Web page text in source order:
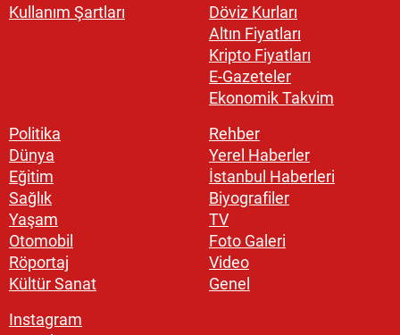
Kullanım Şartları
Döviz Kurları
Altın Fiyatları
Kripto Fiyatları
E-Gazeteler
Ekonomik Takvim
Politika
Dünya
Eğitim
Sağlık
Yaşam
Otomobil
Röportaj
Kültür Sanat
Rehber
Yerel Haberler
İstanbul Haberleri
Biyografiler
TV
Foto Galeri
Video
Genel
Instagram